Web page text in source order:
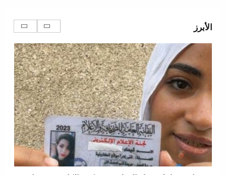
الأبرز
بعد واقعة عاملة محل العطور: معركة “الكارنيه” تتصاعد
بين نقابتى الصحفيين والعمال
6 مايو، 2026